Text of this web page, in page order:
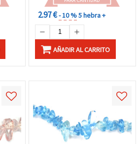
2.97 €- 10 %5 hebra +
AÑADIR AL CARRITO